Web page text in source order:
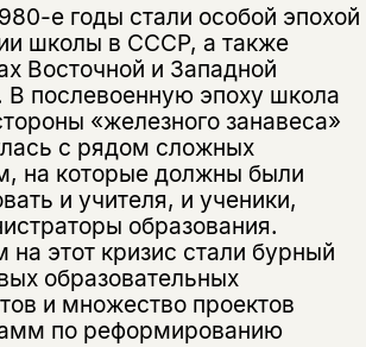
е годы стали особой эпохой
школы в СССР, а также
Восточной и Западной
В послевоенную эпоху школа
«железного занавеса»
с рядом сложных
на которые должны были
и учителя, и ученики,
образования.
на этот кризис стали бурный
образовательных
и множество проектов
по реформированию